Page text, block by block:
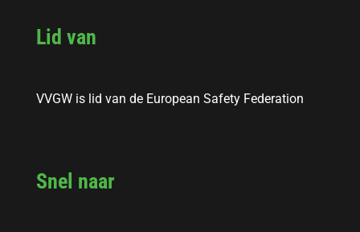
Lid van
VVGW is lid van de European Safety Federation
Snel naar